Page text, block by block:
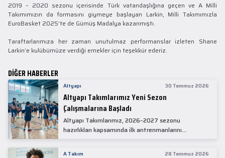
2019 – 2020 sezonu içerisinde Türk vatandaşlığına geçen ve A Milli
Takımımızın da formasını giymeye başlayan Larkin, Milli Takımımızla
EuroBasket 2025’te de Gümüş Madalya kazanmıştı.
Taraftarlarımıza her zaman unutulmaz performanslar izleten Shane
Larkin’e kulübümüze verdiği emekler için teşekkür ederiz.
DİĞER HABERLER
Altyapı 30 Temmuz 2026
Altyapı Takımlarımız Yeni Sezon
Çalışmalarına Başladı
Altyapı Takımlarımız, 2026–2027 sezonu
hazırlıkları kapsamında ilk antrenmanlarını
gerçekleştirdi.
A Takım 28 Temmuz 2026